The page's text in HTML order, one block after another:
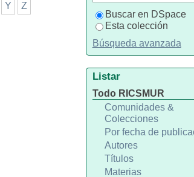
Y Z
Buscar en DSpace
Esta colección
Búsqueda avanzada
Listar
Todo RICSMUR
Comunidades &
Colecciones
Por fecha de
Autores
Títulos
Materias